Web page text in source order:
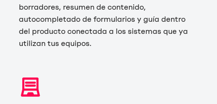
borradores, resumen de contenido,
autocompletado de formularios y guía dentro
del producto conectada a los sistemas que ya
utilizan tus equipos.